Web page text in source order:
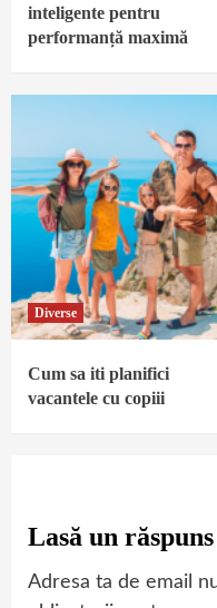
inteligente pentru
performanță maximă
Diverse
Cum sa iti planifici
vacantele cu copiii
Lasă un răspuns
Adresa ta de email